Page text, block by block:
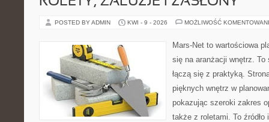
POSTED BY ADMIN KWI - 9 - 2026 MOŻLIWOŚĆ
Mars-Net to wartościowa
się na aranżacji wnętrz.
łączą się z praktyką.
pięknych wnętrz w
pokazując szeroki zakres
także z roletami. To